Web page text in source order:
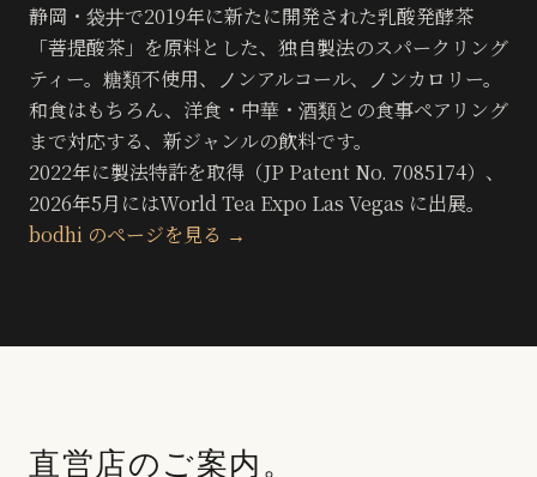
静岡・袋井で2019年に新たに開発された乳酸発酵茶
「菩提酸茶」を原料とした、独自製法のスパークリング
ティー。糖類不使用、ノンアルコール、ノンカロリー。
和食はもちろん、洋食・中華・酒類との食事ペアリング
まで対応する、新ジャンルの飲料です。
2022年に製法特許を取得（JP Patent No. 7085174）、
2026年5月にはWorld Tea Expo Las Vegas に出展。
bodhi のページを見る →
直営店のご案内。